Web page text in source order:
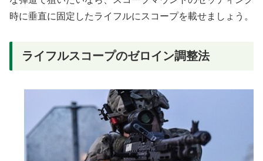
時に垂直に固定したライフルにスコープを載せましょう。
ライフルスコープのゼロイン調整法